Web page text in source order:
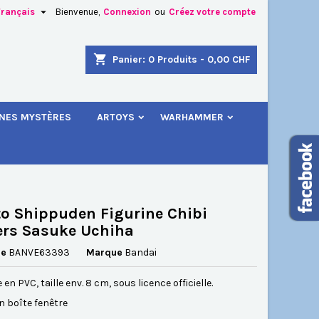
Bienvenue, Connexion ou Créez votre compte

shopping_cart Panier: 0 Produits - 0,00 CHF
MYSTÈRES ARTOYS WARHAMMER
Shippuden Figurine Chibi
Sasuke Uchiha
BANVE63393 Marque Bandai
PVC, taille env. 8 cm, sous licence officielle.
boîtefenêtre